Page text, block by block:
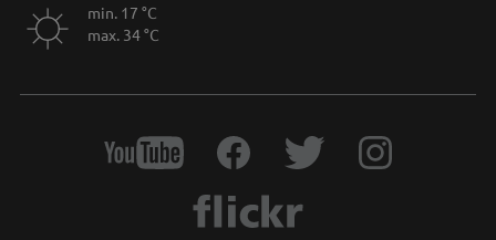
min. 17 °C
max. 34 °C